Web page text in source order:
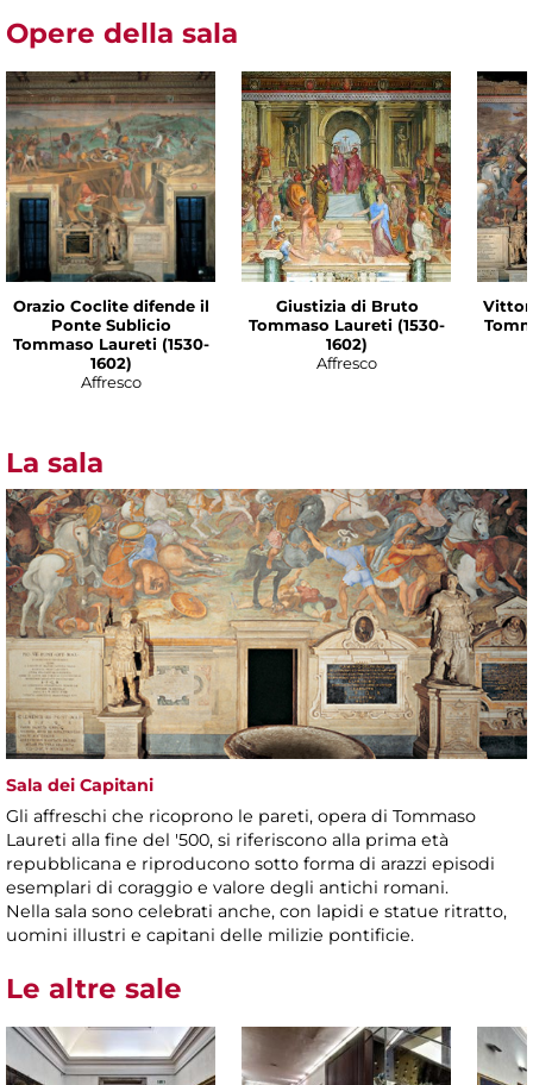
Opere della sala
Orazio Coclite difende il
Ponte Sublicio
Tommaso Laureti (1530-
1602)
Affresco
Giustizia di Bruto
Tommaso Laureti (1530-
1602)
Affresco
La sala
Sala dei Capitani
Gli affreschi che ricoprono le pareti, opera di Tommaso
Laureti alla fine del '500, si riferiscono alla prima età
repubblicana e riproducono sotto forma di arazzi episodi
esemplari di coraggio e valore degli antichi romani.
Nella sala sono celebrati anche, con lapidi e statue ritratto,
uomini illustri e capitani delle milizie pontificie.
Le altre sale